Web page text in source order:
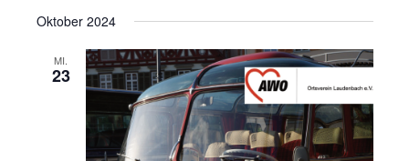
Oktober 2024
MI.
23